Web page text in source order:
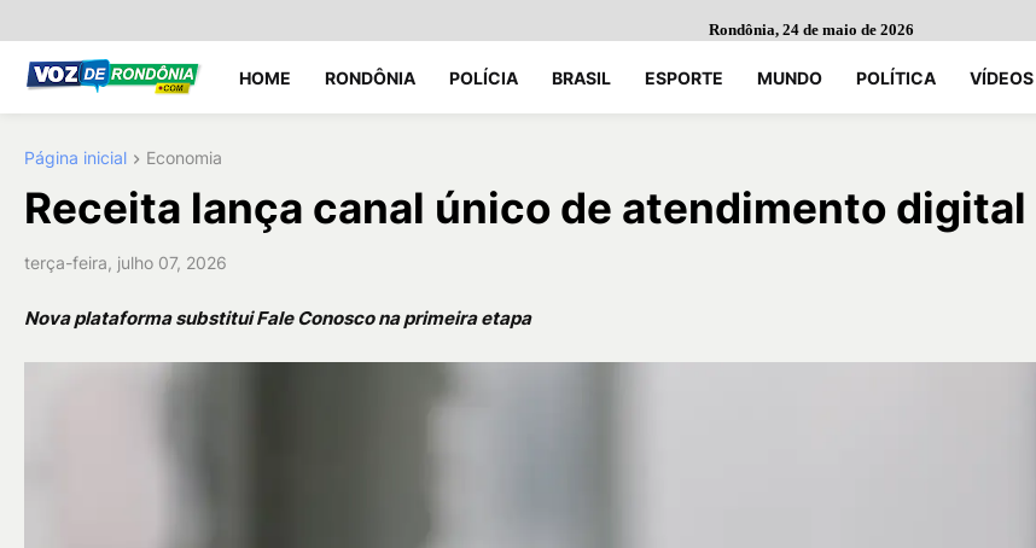
Rondônia, 24 de maio de 2026
HOME RONDÔNIA POLÍCIA BRASIL ESPORTE MUNDO POLÍTICA VÍDEOS
Página inicial Economia
Receita lança canal único de atendimento digital
terça-feira, julho 07, 2026
Nova plataforma substitui Fale Conosco na primeira etapa